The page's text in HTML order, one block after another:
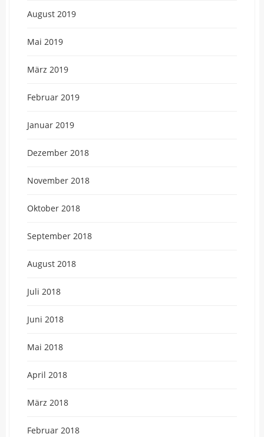
August 2019
Mai 2019
März 2019
Februar 2019
Januar 2019
Dezember 2018
November 2018
Oktober 2018
September 2018
August 2018
Juli 2018
Juni 2018
Mai 2018
April 2018
März 2018
Februar 2018